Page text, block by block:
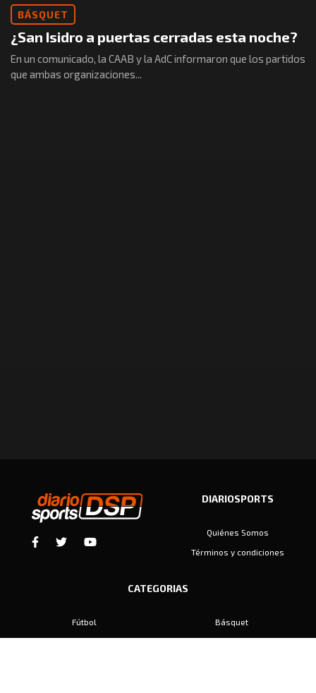
BÁSQUET
¿San Isidro a puertas cerradas esta noche?
En un comunicado, la CAAB y la AdC informaron que los partidos
que ambas organizaciones...
DIARIOSPORTS
Quiénes Somos
Términos y condiciones
CATEGORIAS
Fútbol
Básquet